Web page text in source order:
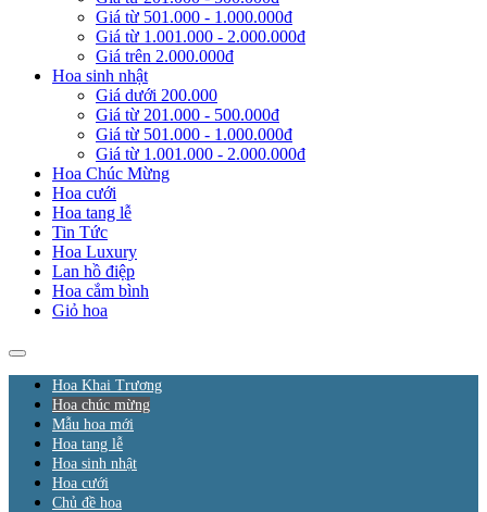
Giá từ 501.000 - 1.000.000đ
Giá từ 1.001.000 - 2.000.000đ
Giá trên 2.000.000đ
Hoa sinh nhật
Giá dưới 200.000
Giá từ 201.000 - 500.000đ
Giá từ 501.000 - 1.000.000đ
Giá từ 1.001.000 - 2.000.000đ
Hoa Chúc Mừng
Hoa cưới
Hoa tang lễ
Tin Tức
Hoa Luxury
Lan hồ điệp
Hoa cắm bình
Giỏ hoa
Hoa Khai Trương
Hoa chúc mừng
Mẫu hoa mới
Hoa tang lễ
Hoa sinh nhật
Hoa cưới
Chủ đề hoa